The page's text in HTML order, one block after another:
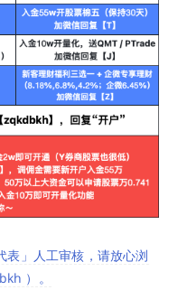
表」人工审核，请放心浏
）。